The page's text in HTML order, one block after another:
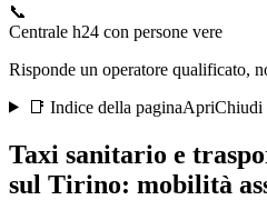
📞
Centrale h24 con persone vere
Risponde un operatore qualificato,
📑 Indice della paginaApriChiudi
Taxi sanitario e
sul Tirino: mobilità